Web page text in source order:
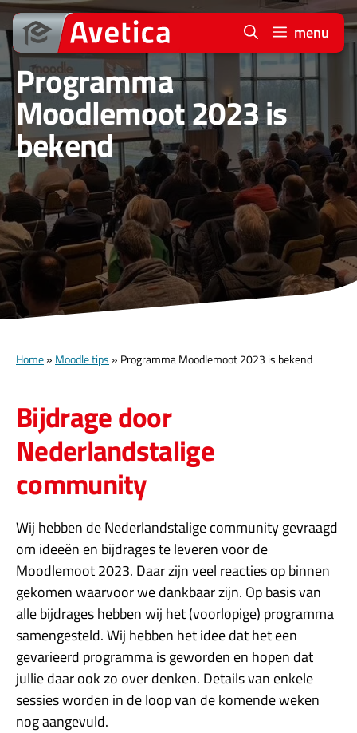
Ga
naar
de
inhoud
menu
Programma
Moodlemoot 2023 is
bekend
Home» Moodle tips » Programma Moodlemoot 2023 is bekend
Bijdrage door
Nederlandstalige
community
Wij hebben de Nederlandstalige community gevraagd
om ideeën en bijdrages te leveren voor de
Moodlemoot 2023. Daar zijn veel reacties op binnen
gekomen waarvoor we dankbaar zijn. Op basis van
alle bijdrages hebben wij het (voorlopige) programma
samengesteld. Wij hebben het idee dat het een
gevarieerd programma is geworden en hopen dat
jullie daar ook zo over denken. Details van enkele
sessies worden in de loop van de komende weken
nog aangevuld.